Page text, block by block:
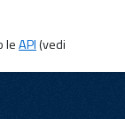
leAPI(vedi